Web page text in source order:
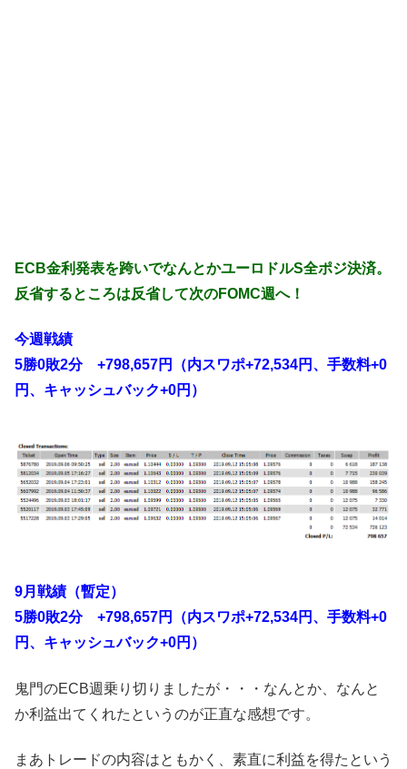
ECB金利発表を跨いでなんとかユーロドルS全ポジ決済。
反省するところは反省して次のFOMC週へ！
今週戦績
5勝0敗2分 +798,657円（内スワポ+72,534円、手数料+0
円、キャッシュバック+0円）
9月戦績（暫定）
5勝0敗2分 +798,657円（内スワポ+72,534円、手数料+0
円、キャッシュバック+0円）
鬼門のECB週乗り切りましたが・・・なんとか、なんと
か利益出てくれたというのが正直な感想です。
まあトレードの内容はともかく、素直に利益を得たという